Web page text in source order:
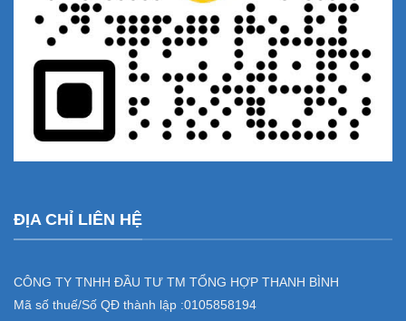
ĐỊA CHỈ LIÊN HỆ
CÔNG TY TNHH ĐẦU TƯ TM TỔNG HỢP THANH BÌNH
Mã số thuế/Số QĐ thành lập :0105858194